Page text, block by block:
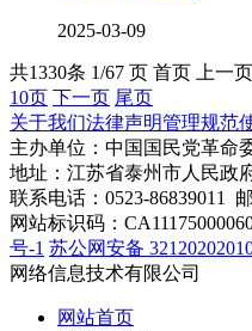
2025-03-09
共1330条 1/67 页 首页 上一页
10页 下一页 尾页
关于我们法律声明管理规范
主办单位：中国国民党革命
地址：江苏省泰州市人民政
联系电话：0523-86839011
网站标识码：
号-1 苏公网安备
网络信息技术有限公司
网站首页